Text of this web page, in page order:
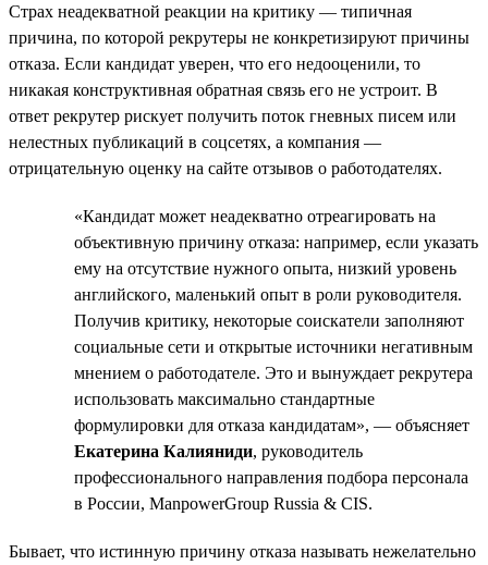
Страх неадекватной реакции на критику — типичная
причина, по которой рекрутеры не конкретизируют причины
отказа. Если кандидат уверен, что его недооценили, то
никакая конструктивная обратная связь его не устроит. В
ответ рекрутер рискует получить поток гневных писем или
нелестных публикаций в соцсетях, а компания —
отрицательную оценку на сайте отзывов о работодателях.
«Кандидат может неадекватно отреагировать на
объективную причину отказа: например, если указать
ему на отсутствие нужного опыта, низкий уровень
английского, маленький опыт в роли руководителя.
Получив критику, некоторые соискатели заполняют
социальные сети и открытые источники негативным
мнением о работодателе. Это и вынуждает рекрутера
использовать максимально стандартные
формулировки для отказа кандидатам», — объясняет
Екатерина Калияниди, руководитель
профессионального направления подбора персонала
в России, ManpowerGroup Russia & CIS.
Бывает, что истинную причину отказа называть нежелательно